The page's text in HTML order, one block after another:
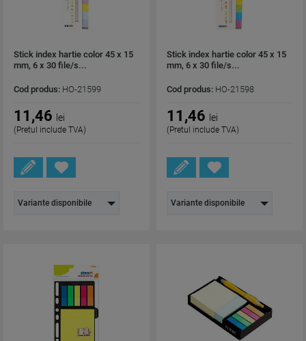
Stick index hartie color 45 x 15
mm, 6 x 30 file/s...
Cod produs: HO-21599
11,46 lei
(Pretul include TVA)
Variante disponibile
Stick index hartie color 45 x 15
mm, 6 x 30 file/s...
Cod produs: HO-21598
11,46 lei
(Pretul include TVA)
Variante disponibile